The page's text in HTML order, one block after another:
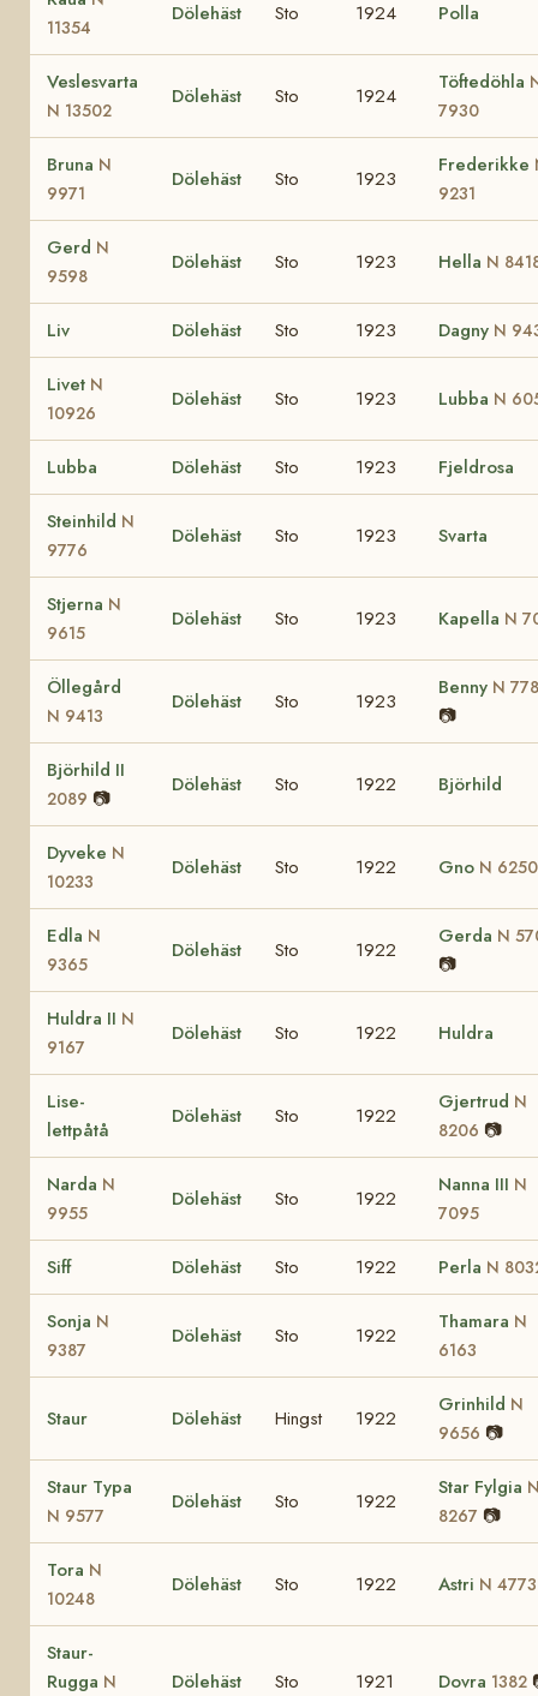
11354
Dölehäst Sto 1924 Polla
Veslesvarta
N 13502
Dölehäst Sto 1924
Töftedöhla
7930
Bruna N
9971
Dölehäst Sto 1923
Frederikke
9231
Gerd N
9598
Dölehäst Sto 1923 Hella N
Liv Dölehäst Sto 1923 Dagny N
Livet N
10926
Dölehäst Sto 1923 Lubba N
Lubba Dölehäst Sto 1923 Fjeldrosa
Steinhild N
9776
Dölehäst Sto 1923 Svarta
Stjerna N
9615
Dölehäst Sto 1923 Kapella N
Öllegård
N 9413
Dölehäst Sto 1923
Benny N
📷
Björhild II
2089 📷
Dölehäst Sto 1922 Björhild
Dyveke N
10233
Dölehäst Sto 1922 Gno N 6250
Edla N
9365
Dölehäst Sto 1922
Gerda N
📷
Huldra II N
9167
Dölehäst Sto 1922 Huldra
Lise-
lettpåtå
Dölehäst Sto 1922
Gjertrud N
8206 📷
Narda N
9955
Dölehäst Sto 1922
Nanna III N
7095
Siff Dölehäst Sto 1922 Perla N
Sonja N
9387
Dölehäst Sto 1922
Thamara N
6163
Staur Dölehäst Hingst 1922
Grinhild N
9656 📷
Staur Typa
N 9577
Dölehäst Sto 1922
Star Fylgia
8267 📷
Tora N
10248
Dölehäst Sto 1922 Astri N 4773
Staur-
Rugga N
Dölehäst Sto 1921 Dovra 1382